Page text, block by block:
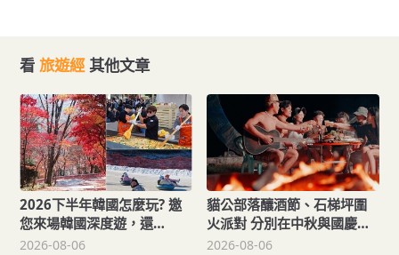
看 旅遊經 其他文章
2026下半年韓國怎麼玩? 邀
您來場韓國深度遊，還
「遊」好康！
2026-08-06
貓公部落釀酒節、石梯坪圍
火派對 分別在中秋與國慶連
假登場
2026-08-06